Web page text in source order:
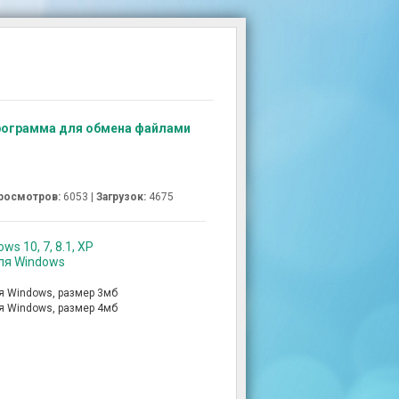
для обмена файлами
6053 | Загрузок: 4675
10, 7, 8.1, XP
Windows
Windows, размер 3мб
Windows, размер 4мб